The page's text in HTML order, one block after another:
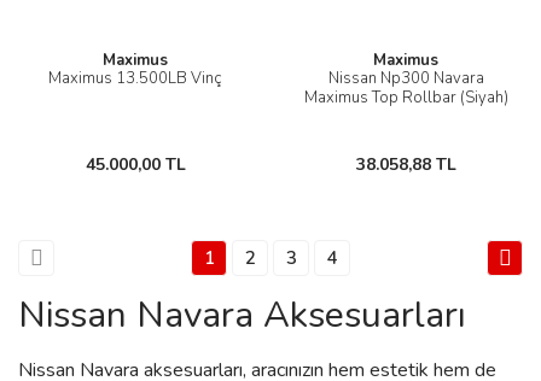
Maximus
Maximus 13.500LB Vinç
45.000,00 TL
Maximus
Nissan Np300 Navara
Maximus Top Rollbar (Siyah)
38.058,88 TL
1 2 3 4
Nissan Navara Aksesuarları
Nissan Navara aksesuarları, aracınızın hem estetik hem de